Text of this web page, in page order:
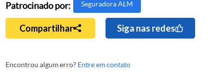
Patrocinado por: Seguradora ALM
Compartilhar Siga nas redes
Encontrou algum erro? Entre em contato